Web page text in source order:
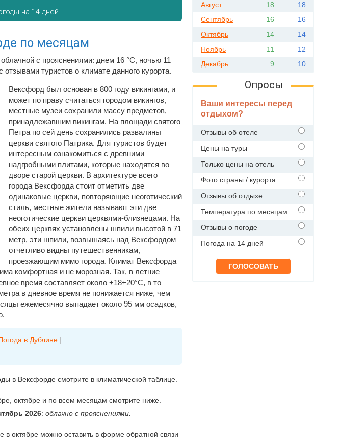
на 14 дней
по месяцам
с прояснениями: днем 16 °C, ночью 11
туристов о климате данного курорта.
Вексфорд был основан в 800 году викингами, и
может по праву считаться городом викингов,
местные музеи сохранили массу предметов,
принадлежавшим викингам. На площади святого
Петра по сей день сохранились развалины
церкви святого Патрика. Для туристов будет
интересным ознакомиться с древними
надгробными плитами, которые находятся во
дворе старой церкви. В архитектуре всего
города Вексфорда стоит отметить две
одинаковые церкви, повторяющие неоготический
стиль, местные жители называют эти две
неоготические церкви церквями-близнецами. На
обеих церквях установлены шпили высотой в 71
метр, эти шпили, возвышаясь над Вексфордом
отчетливо видны путешественникам,
проезжающим мимо города. Климат Вексфорда
комфортная и не морозная. Так, в летние
время составляет около +18+20°C, в то
в дневное время не понижается ниже, чем
ежемесячно выпадает около 95 мм осадков,
в Дублине |
в Вексфорде смотрите в климатической таблице.
октябре и по всем месяцам смотрите ниже.
2026: облачно с прояснениями.
в октябре можно оставить в форме обратной связи
Август
18
18
Сентябрь
16
16
Октябрь
14
14
Ноябрь
11
12
Декабрь
9 10
Опросы
Ваши интересы перед
отдыхом?
Отзывы об отеле
Цены на туры
Только цены на отель
Фото страны / курорта
Отзывы об отдыхе
Температура по месяцам
Отзывы о погоде
Погода на 14 дней